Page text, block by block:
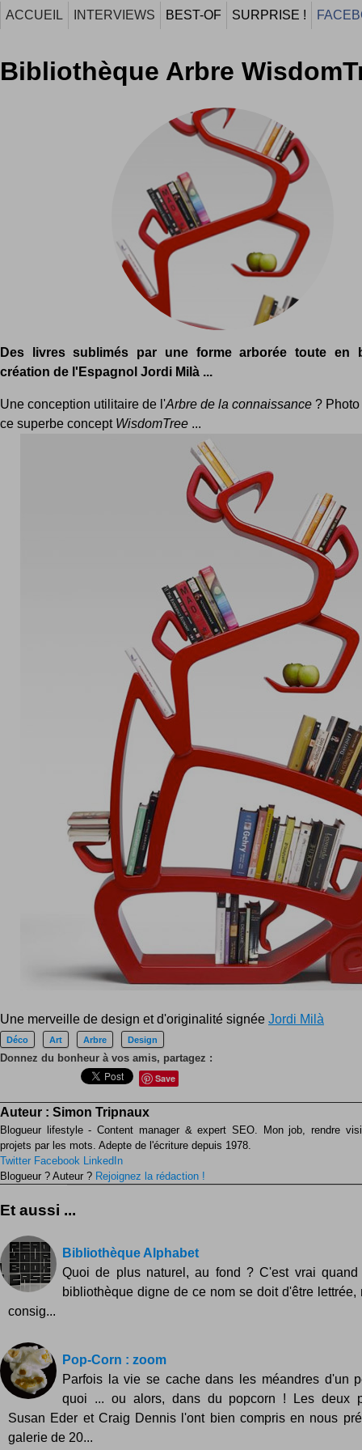
ACCUEIL INTERVIEWS BEST-OF SURPRISE !
Bibliothèque Arbre
Des livres sublimés par une forme arborée toute en
création de l'Espagnol Jordi Milà ...
Une conception utilitaire de l'Arbre de la connaissance ?
ce superbe concept WisdomTree ...
Une merveille de design et d'originalité signée Jordi Milà
Déco Art Arbre Design
Donnez du bonheur à vos amis, partagez :
Save
Auteur : Simon Tripnaux
Blogueur lifestyle - Content manager & expert SEO. Mon job, rendre
projets par les mots. Adepte de l'écriture depuis 1978.
Twitter Facebook LinkedIn
Blogueur ? Auteur ? Rejoignez la rédaction !
Et aussi ...
Bibliothèque Alphabet
Quoi de plus naturel, au fond ? C'est vrai
bibliothèque digne de ce nom se doit d'être lettrée,
consig...
Pop-Corn : zoom
Parfois la vie se cache dans les méandres d'un
quoi ... ou alors, dans du popcorn ! Les deux
Susan Eder et Craig Dennis l'ont bien compris en nous
galerie de 20...